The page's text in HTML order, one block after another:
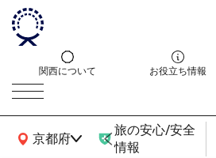
関西について お役立ち情報
京都府
関西広域MAP
旅の安心/安全
情報